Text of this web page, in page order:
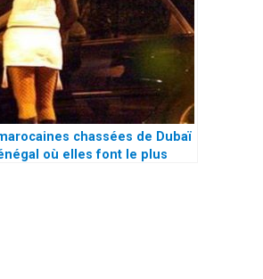
chassées de Dubaï
où elles font le plus